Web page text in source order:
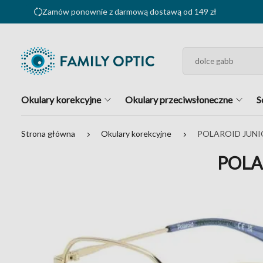
Zamów ponownie z darmową dostawą od 149 zł
Okulary korekcyjne Okulary przeciwsłoneczne
Strona główna Okulary korekcyjne POLAROID